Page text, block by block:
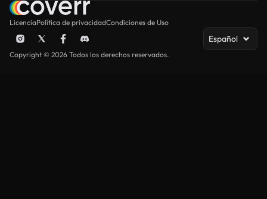
LicenciaPolítica de privacidadCondiciones de Uso
Español
Copyright © 2026 Todos los derechos reservados.